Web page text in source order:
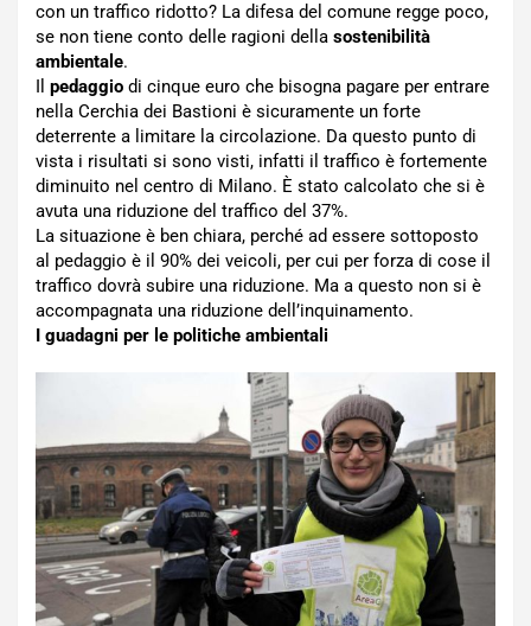
con un traffico ridotto? La difesa del comune regge poco,
se non tiene conto delle ragioni della sostenibilità
ambientale.
Il pedaggio di cinque euro che bisogna pagare per entrare
nella Cerchia dei Bastioni è sicuramente un forte
deterrente a limitare la circolazione. Da questo punto di
vista i risultati si sono visti, infatti il traffico è fortemente
diminuito nel centro di Milano. È stato calcolato che si è
avuta una riduzione del traffico del 37%.
La situazione è ben chiara, perché ad essere sottoposto
al pedaggio è il 90% dei veicoli, per cui per forza di cose il
traffico dovrà subire una riduzione. Ma a questo non si è
accompagnata una riduzione dell’inquinamento.
I guadagni per le politiche ambientali